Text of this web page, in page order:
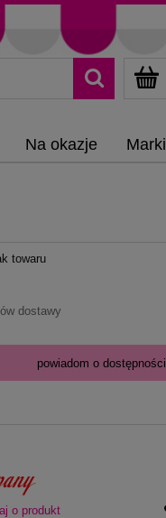
Na okazje Marki
towaru
dostawy
powiadom o dostępności
o produkt